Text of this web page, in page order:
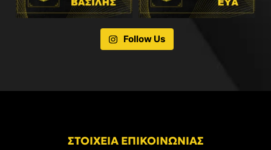
Follow Us
ΣΤΟΙΧΕΙΑ ΕΠΙΚΟΙΝΩΝΙΑΣ